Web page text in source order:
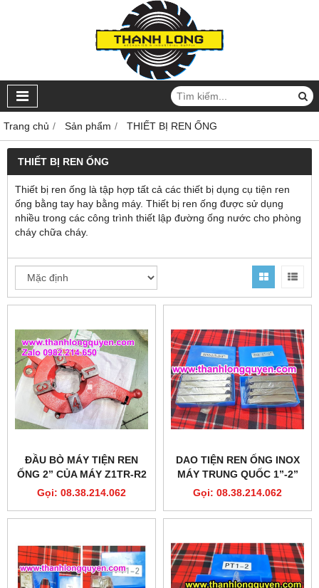
Trang chủ Sản phẩm THIẾT BỊ REN ỐNG
THIẾT BỊ REN ỐNG
Thiết bị ren ống là tập hợp tất cả các thiết bị dụng cụ tiện ren
ống bằng tay hay bằng máy. Thiết bị ren ống được sử dụng
nhiều trong các công trình thiết lập đường ống nước cho phòng
cháy chữa cháy.
ĐẦU BÒ MÁY TIỆN REN
ỐNG 2” CỦA MÁY Z1TR-R2
Gọi: 08.38.214.062
DAO TIỆN REN ỐNG INOX
MÁY TRUNG QUỐC 1”-2”
HSS
Gọi: 08.38.214.062